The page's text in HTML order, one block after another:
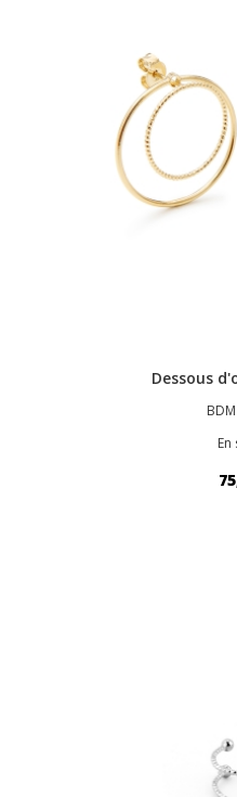
Dessous